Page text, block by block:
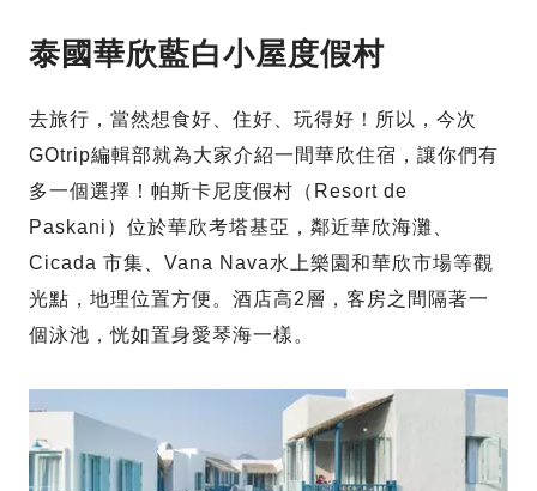
泰國華欣藍白小屋度假村
去旅行，當然想食好、住好、玩得好！所以，今次
GOtrip編輯部就為大家介紹一間華欣住宿，讓你們有
多一個選擇！帕斯卡尼度假村（Resort de
Paskani）位於華欣考塔基亞，鄰近華欣海灘、
Cicada 市集、Vana Nava水上樂園和華欣市場等觀
光點，地理位置方便。酒店高2層，客房之間隔著一
個泳池，恍如置身愛琴海一樣。